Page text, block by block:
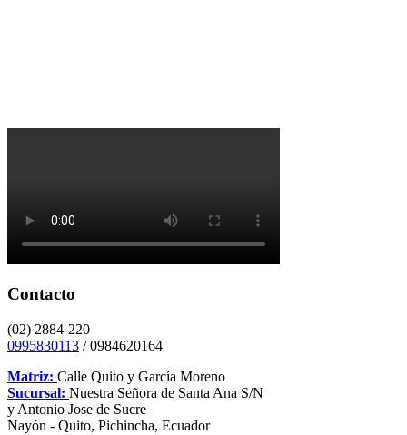
Contacto
(02) 2884-220
0995830113 / 0984620164
Matriz: Calle Quito y García Moreno
Sucursal: Nuestra Señora de Santa Ana S/N
y Antonio Jose de Sucre
Nayón - Quito, Pichincha, Ecuador